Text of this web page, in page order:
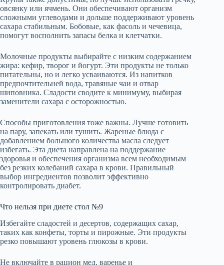
овсянку или ячмень. Они обеспечивают организм
сложными углеводами и дольше поддерживают уровень
сахара стабильным. Бобовые, как фасоль и чечевица,
помогут восполнить запасы белка и клетчатки.
Молочные продукты выбирайте с низким содержанием
жира: кефир, творог и йогурт. Эти продукты не только
питательны, но и легко усваиваются. Из напитков
предпочтительней вода, травяные чаи и отвар
шиповника. Сладости сводите к минимуму, выбирая
заменители сахара с осторожностью.
Способы приготовления тоже важны. Лучше готовить
на пару, запекать или тушить. Жареные блюда с
добавлением большого количества масла следует
избегать. Эта диета направлена на поддержание
здоровья и обеспечения организма всем необходимым
без резких колебаний сахара в крови. Правильный
выбор ингредиентов позволит эффективно
контролировать диабет.
Что нельзя при диете стол №9
Избегайте сладостей и десертов, содержащих сахар,
таких как конфеты, торты и пирожные. Эти продукты
резко повышают уровень глюкозы в крови.
Не включайте в рацион мед, варенье и